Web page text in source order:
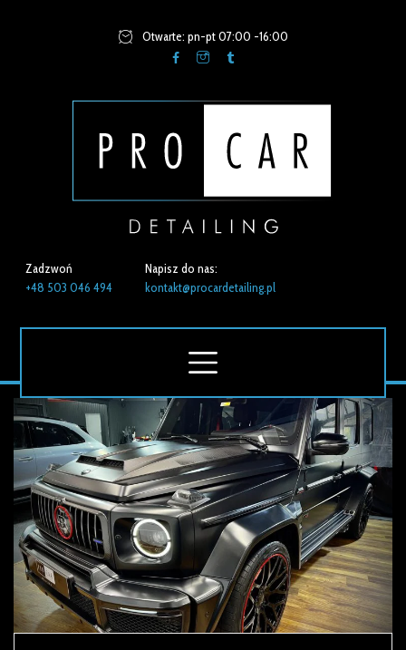
Otwarte: pn-pt 07:00 -16:00
Zadzwoń
+48 503 046 494
Napisz do nas:
kontakt@procardetailing.pl